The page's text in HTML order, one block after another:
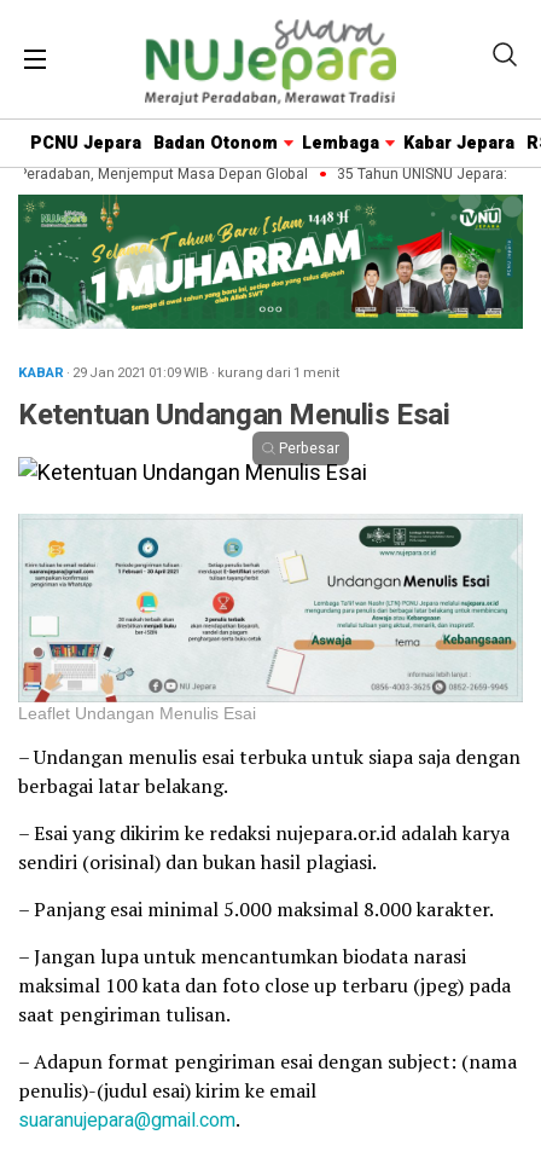
PCNU Jepara Badan Otonom Lembaga Kabar Jepara
Menjemput Masa Depan Global 35 Tahun UNISNU Jepara:
KABAR · 29 Jan 2021 01:09WIB · kurang dari 1 menit
Ketentuan Undangan Menulis Esai
Perbesar
Leaflet Undangan Menulis Esai
– Undangan menulis esai terbuka untuk siapa saja dengan
berbagai latar belakang.
– Esai yang dikirim ke redaksi nujepara.or.id adalah karya
sendiri (orisinal) dan bukan hasil plagiasi.
– Panjang esai minimal 5.000 maksimal 8.000 karakter.
– Jangan lupa untuk mencantumkan biodata narasi
maksimal 100 kata dan foto close up terbaru (jpeg) pada
saat pengiriman tulisan.
– Adapun format pengiriman esai dengan subject: (nama
penulis)-(judul esai) kirim ke email
suaranujepara@gmail.com.